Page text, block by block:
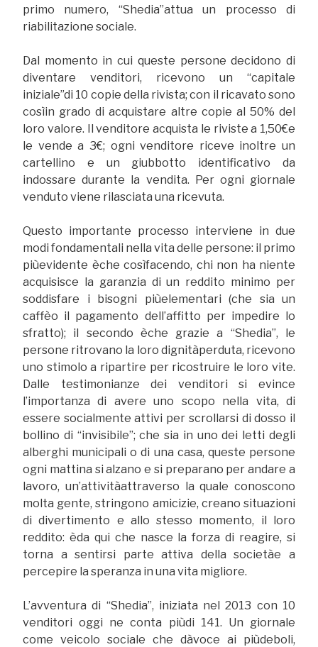
primo numero, “Shedia”attua un processo di
riabilitazione sociale.
Dal momento in cui queste persone decidono di
diventare venditori, ricevono un “capitale
iniziale”di 10 copie della rivista; con il ricavato sono
cosìin grado di acquistare altre copie al 50% del
loro valore. Il venditore acquista le riviste a 1,50€e
le vende a 3€; ogni venditore riceve inoltre un
cartellino e un giubbotto identificativo da
indossare durante la vendita. Per ogni giornale
venduto viene rilasciata una ricevuta.
Questo importante processo interviene in due
modi fondamentali nella vita delle persone: il primo
piùevidente èche cosìfacendo, chi non ha niente
acquisisce la garanzia di un reddito minimo per
soddisfare i bisogni piùelementari (che sia un
caffèo il pagamento dell’affitto per impedire lo
sfratto); il secondo èche grazie a “Shedia”, le
persone ritrovano la loro dignitàperduta, ricevono
uno stimolo a ripartire per ricostruire le loro vite.
Dalle testimonianze dei venditori si evince
l’importanza di avere uno scopo nella vita, di
essere socialmente attivi per scrollarsi di dosso il
bollino di “invisibile”; che sia in uno dei letti degli
alberghi municipali o di una casa, queste persone
ogni mattina si alzano e si preparano per andare a
lavoro, un’attivitàattraverso la quale conoscono
molta gente, stringono amicizie, creano situazioni
di divertimento e allo stesso momento, il loro
reddito: èda qui che nasce la forza di reagire, si
torna a sentirsi parte attiva della societàe a
percepire la speranza in una vita migliore.
L’avventura di “Shedia”, iniziata nel 2013 con 10
venditori oggi ne conta piùdi 141. Un giornale
come veicolo sociale che dàvoce ai piùdeboli,